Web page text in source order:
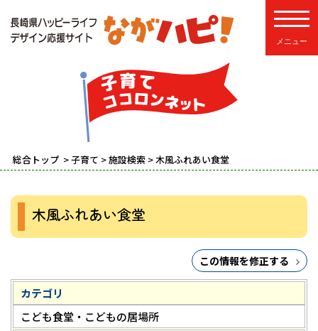
総合トップ >子育て >施設検索 > 木風ふれあい食堂
木風ふれあい食堂
この情報を修正する
カテゴリ
こども食堂・こどもの居場所